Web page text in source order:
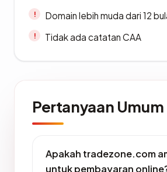
Domain lebih muda dari 12
Tidak ada catatan CAA
Pertanyaan Umum
Apakah tradezone.com
untuk pembayaran